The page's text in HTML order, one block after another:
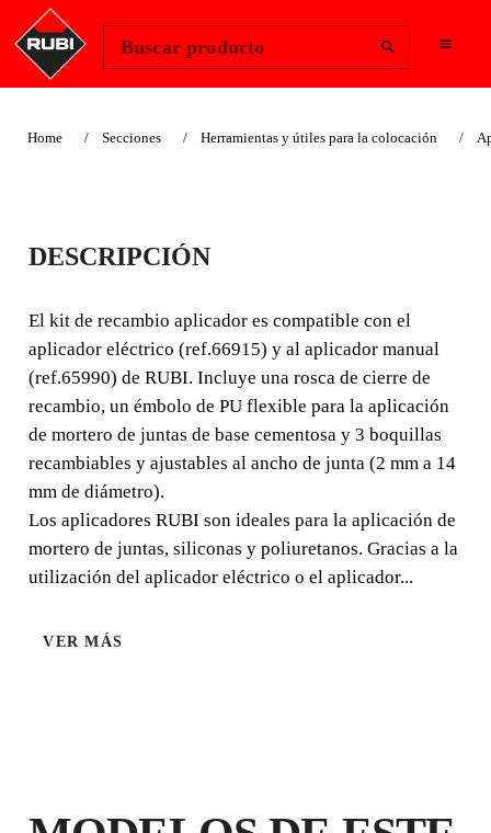
Buscar producto
Home Secciones Herramientas y útiles para la colocación
KIT DE RECAMBIO
APLICADOR RUBI
El kit de recambio aplicador es compatible con el
aplicador eléctrico (ref.66915) y al aplicador manual
(ref.65990) de RUBI. Incluye una rosca de cierre de
recambio, un émbolo de PU flexible para la a
DESCRIPCIÓN
El kit de recambio aplicador es compatible con el
aplicador eléctrico (ref.66915) y al aplicador manual
(ref.65990) de RUBI. Incluye una rosca de cierre de
recambio, un émbolo de PU flexible para la aplicación
de mortero de juntas de base cementosa y 3 boquillas
recambiables y ajustables al ancho de junta (2 mm a 14
mm de diámetro).
Los aplicadores RUBI son ideales para la aplicación de
mortero de juntas, siliconas y poliuretanos. Gracias a la
utilización del aplicador eléctrico o el aplicador...
VER MÁS